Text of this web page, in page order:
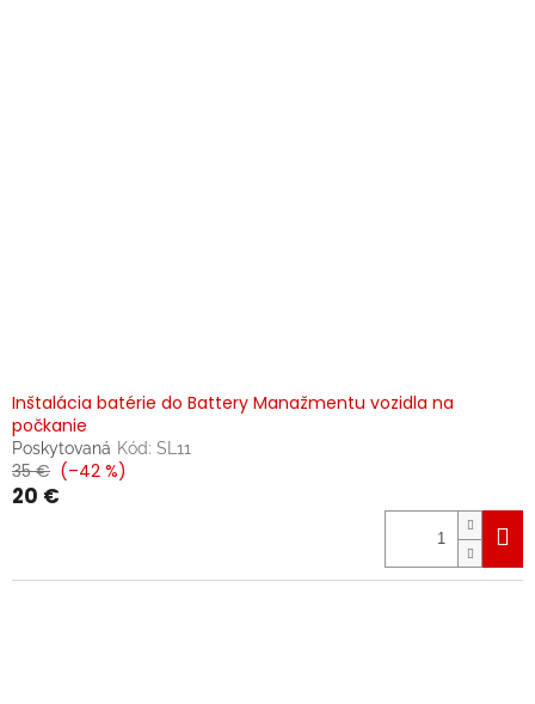
Inštalácia batérie do Battery Manažmentu vozidla na
počkanie
Poskytovaná Kód: SL11
35 € (–42 %)
20 €